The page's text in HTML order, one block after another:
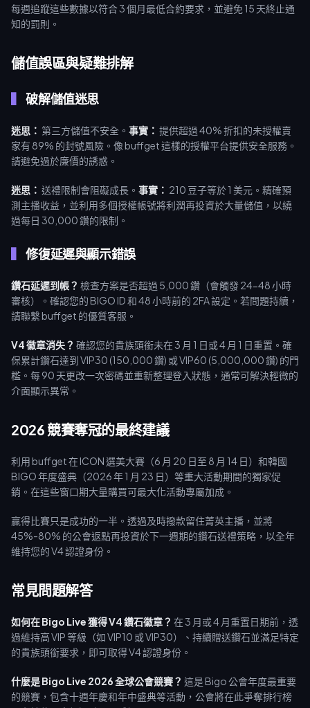
每週追蹤這些數據以符合 3 個月最低合約要求，並避免 15 天終止通
知的罰則。
儲值誤區與疑難排解
破解儲值迷思
迷思： 第三方儲值不安全。 事實： 提供超過 40% 折扣的未授權賣
家有 89% 的封號風險。像 buffget 這樣的授權平台提供安全服務。
請避免過於廉價的誘惑。
迷思： 送禮限制會阻礙成長。 事實： 210 豆子等於 1 美元。精確預
測主播收益，並利用多個授權帳號將利潤再投資於大量儲值，以繞
過每日 30,000 鑽的限制。
修復延遲與顯示錯誤
鑽石延遲到帳？ 檢查方案是否超過 5,000 鑽（會觸發 24-48 小時
審核）。確認您的 BIGO ID 和 48 小時前的 2FA 設定。若問題持續，
請聯繫 buffget 的優質客服。
V4 徽章消失？ 確認您的貴族頭銜未在 3 月 1 日或 4 月 1 日重置。確
保累計鑽石達到 VIP30 (150,000 鑽) 或 VIP60 (5,000,000 鑽) 的門
檻。每 90 天更改一次密碼並重新整理登入狀態，通常可解決輕微的
介面顯示異常。
2026 競賽奪冠的最終建議
利用 buffget 在 ICON 選美大賽（6 月 20 日至 8 月 14 日）和韓國
BIGO 年度盛典（2026 年 1 月 23 日）等重大活動期間的獨家促
銷。在這些窗口期大量購買可最大化活動專屬加成。
贏得比賽只是成功的一半。透過及時撥款留住菁英主播，並將
45%-80% 的公會返點再投資於下一週期的鑽石送禮策略，以全年
維持您的 V4 認證身份。
常見問題解答
如何在 Bigo Live 獲得 V4 鑽石徽章？ 在 3 月或 4 月重置日期前，透
過維持高 VIP 等級（如 VIP10 或 VIP30）、持續贈送鑽石並滿足特定
的貴族頭銜要求，即可取得 V4 認證身份。
什麼是 Bigo Live 2026 全球公會競賽？ 這是 Bigo 公會年度最重要
的競賽，包含十週年慶和年中盛典等活動，公會將在此爭奪排行榜